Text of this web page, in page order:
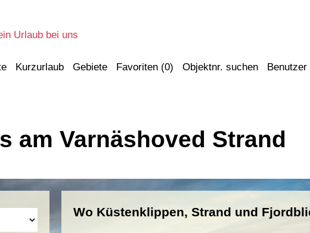
Urlaub bei uns
Kurzurlaub Gebiete Favoriten (0) Objektnr. suchen Benutzer
am Varnäshoved Strand
Wo Küstenklippen, Strand und